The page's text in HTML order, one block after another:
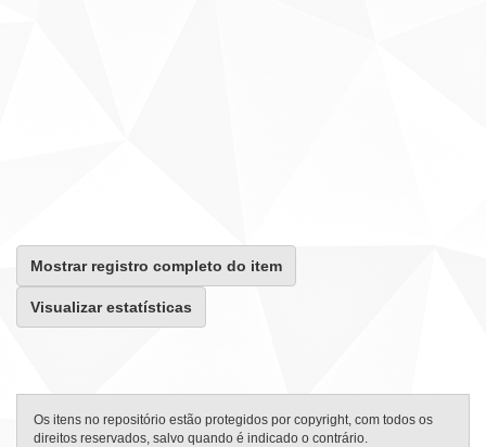
Mostrar registro completo do item
Visualizar estatísticas
Os itens no repositório estão protegidos por copyright, com todos os
direitos reservados, salvo quando é indicado o contrário.